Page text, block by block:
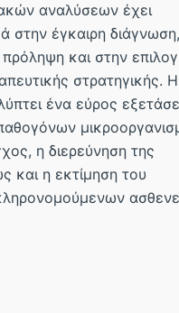
αναλύσεων έχει
στην έγκαιρη διάγνωση,
και στην
στρατηγικής. Η
ένα εύρος
η διερεύνηση της
και η εκτίμηση του